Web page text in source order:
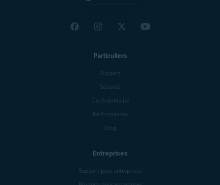
Particuliers
Support
Sécurité
Confidentialité
Performances
Blog
Entreprises
Support pour entreprises